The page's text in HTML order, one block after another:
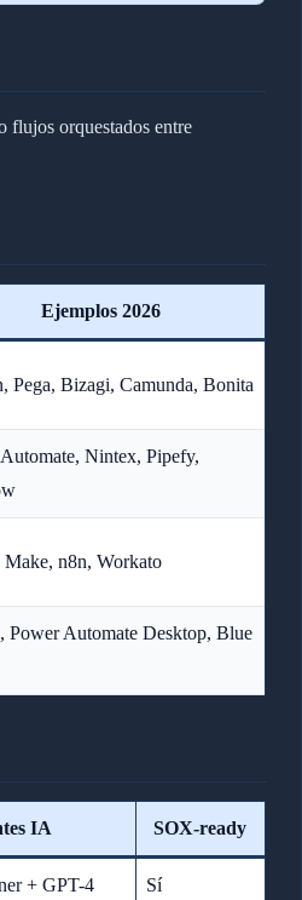
flujos orquestados entre
Ejemplos 2026
Pega, Bizagi, Camunda, Bonita
Nintex, Pipefy,
Make, n8n, Workato
Power Automate Desktop, Blue
IA SOX-ready
+ GPT-4 Sí